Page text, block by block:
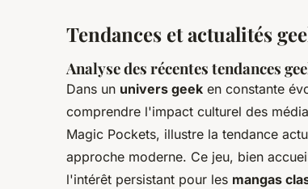
Tendances et actualités
Analyse des récentes tendances
Dans un univers geek en constante
comprendre l'impact culturel des
Magic Pockets, illustre la tendance
approche moderne. Ce jeu, bien
l'intérêt persistant pour les mangas